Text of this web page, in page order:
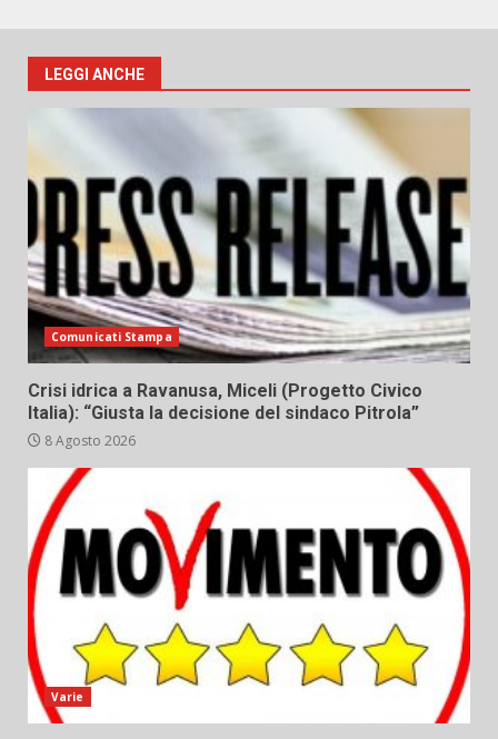
LEGGI ANCHE
Comunicati Stampa
Crisi idrica a Ravanusa, Miceli (Progetto Civico
Italia): “Giusta la decisione del sindaco Pitrola”
8 Agosto 2026
Varie